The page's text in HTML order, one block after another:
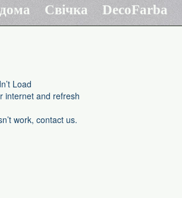
Свічка DecoFarba
Load
internet and refresh
work, contact us.